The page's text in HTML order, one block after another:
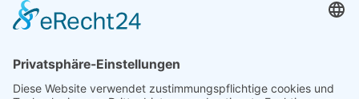
 EMAIL: INFO@DER-LEBENSIMPULS.DE